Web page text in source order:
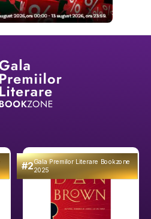
#2Gala Premilor Literare Bookzone
2025